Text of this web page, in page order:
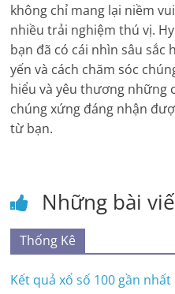
không chỉ mang lại niềm
nhiều trải nghiệm thú vị.
bạn đã có cái nhìn sâu sắc
yến và cách chăm sóc
hiểu và yêu thương những
chúng xứng đáng nhận
từ bạn.
Những bài
Thống Kê
Kết quả xổ số 100 gần nhất